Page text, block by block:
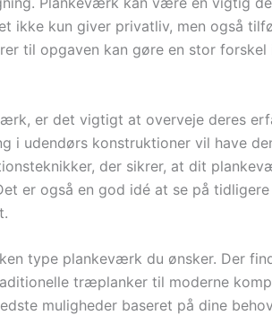
ikke kun giver privatliv, men også
til opgaven kan gøre en stor forskel
er det vigtigt at overveje deres
i udendørs konstruktioner vil have
der sikrer, at dit
er også en god idé at se på
type plankeværk du ønsker. Der
træplanker til moderne
muligheder baseret på dine